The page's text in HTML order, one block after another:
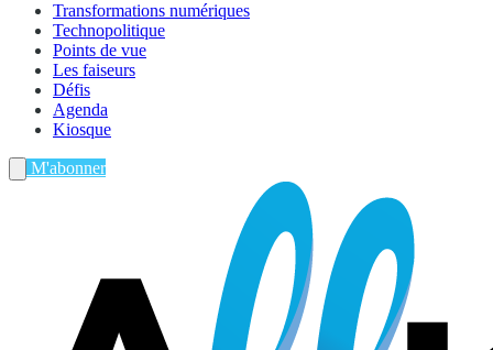
Transformations numériques
Technopolitique
Points de vue
Les faiseurs
Défis
Agenda
Kiosque
M'abonner